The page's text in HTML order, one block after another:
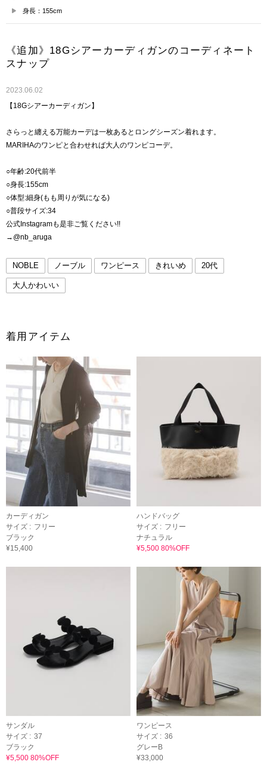
身長：155cm
《追加》18Gシアーカーディガンのコーディネート
スナップ
2023.06.02
【18Gシアーカーディガン】
さらっと纏える万能カーデは一枚あるとロングシーズン着れます。
MARIHAのワンピと合わせれば大人のワンピコーデ。
○年齢:20代前半
○身長:155cm
○体型:細身(もも周りが気になる)
○普段サイズ:34
公式Instagramも是非ご覧ください!!
→@nb_aruga
NOBLE ノーブル ワンピース きれいめ 20代
大人かわいい
着用アイテム
カーディガン
サイズ : フリー
ブラック
¥15,400
ハンドバッグ
サイズ : フリー
ナチュラル
¥5,500 80%OFF
サンダル
サイズ : 37
ブラック
¥5,500 80%OFF
ワンピース
サイズ : 36
グレーB
¥33,000